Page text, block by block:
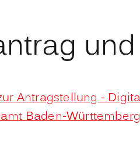
Antragstellung -
Baden-Württemberg